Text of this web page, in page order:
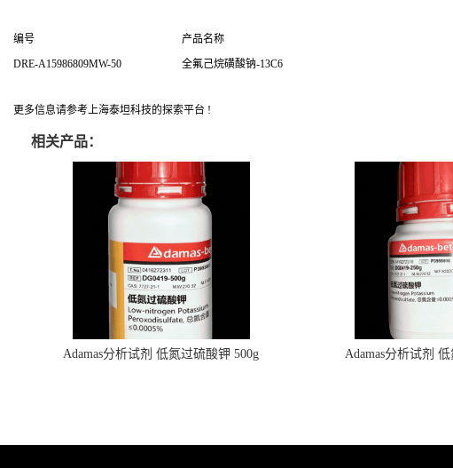
编号 产品名称
DRE-A15986809MW-50
全氟己烷磺酸钠-13C6
更多信息请参考上海泰坦科技的探索平台 !
相关产品：
Adamas分析试剂 低氮过硫酸钾 500g
Adamas分析试剂